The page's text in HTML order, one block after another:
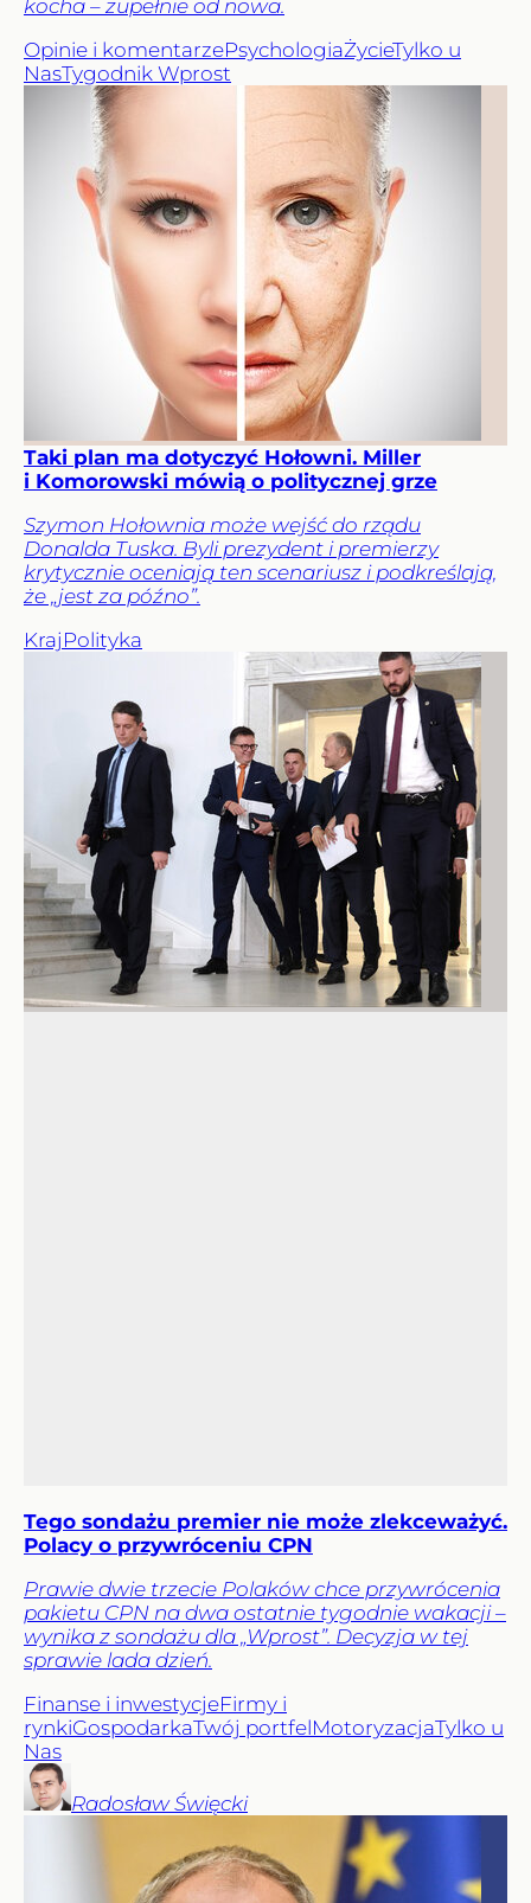
kocha – zupełnie od nowa.
Opinie i komentarzePsychologiaŻycieTylko u
NasTygodnik Wprost
Taki plan ma dotyczyć Hołowni. Miller
i Komorowski mówią o politycznej grze
Szymon Hołownia może wejść do rządu
Donalda Tuska. Byli prezydent i premierzy
krytycznie oceniają ten scenariusz i podkreślają,
że „jest za późno”.
Kraj Polityka
Tego sondażu premier nie może zlekceważyć.
Polacy o przywróceniu CPN
Prawie dwie trzecie Polaków chce przywrócenia
pakietu CPN na dwa ostatnie tygodnie wakacji –
wynika z sondażu dla „Wprost”. Decyzja w tej
sprawie lada dzień.
Finanse i inwestycjeFirmy i
rynkiGospodarkaTwój portfelMotoryzacjaTylko u
Nas
Radosław Święcki